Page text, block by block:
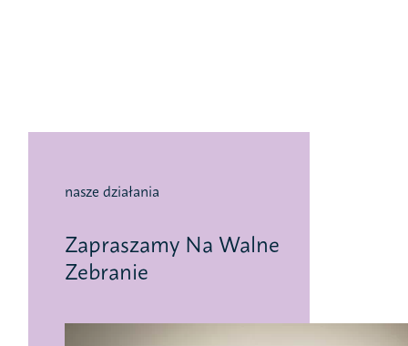
nasze działania
Zapraszamy Na Walne
Zebranie